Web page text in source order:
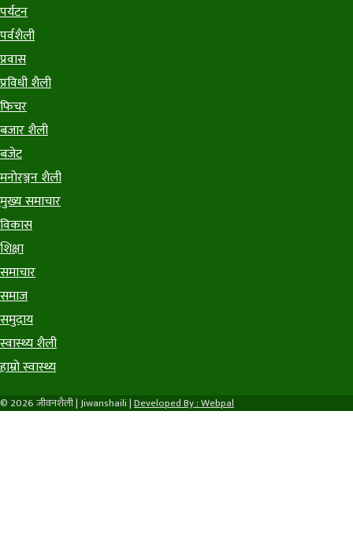
पर्यटन
पर्वशैली
प्रवास
प्रविधी शैली
फिचर
बजार शैली
बजेट
मनाेरञ्जन शैली
मुख्य समाचार
विकास
शिक्षा
समाचार
समाज
समुदाय
स्वास्थ्य शैली
हाम्राे स्वास्थ्य
© 2026 जीवनशैली | Jiwanshaili |Developed By : Webpal